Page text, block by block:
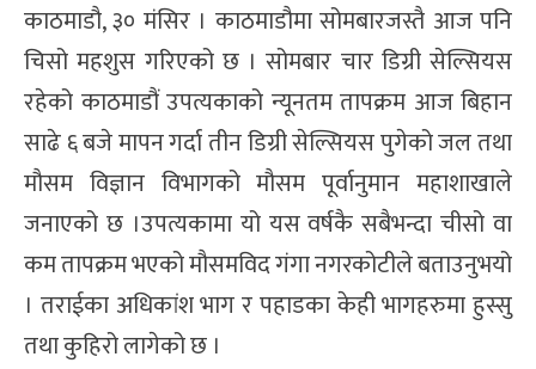
काठमाडौ, ३० मंसिर । काठमाडौमा सोमबारजस्तै आज पनि
चिसो महशुस गरिएको छ । सोमबार चार डिग्री सेल्सियस
रहेको काठमाडौं उपत्यकाको न्यूनतम तापक्रम आज बिहान
साढे ६ बजे मापन गर्दा तीन डिग्री सेल्सियस पुगेको जल तथा
मौसम विज्ञान विभागको मौसम पूर्वानुमान महाशाखाले
जनाएको छ ।उपत्यकामा यो यस वर्षकै सबैभन्दा चीसो वा
कम तापक्रम भएको मौसमविद गंगा नगरकोटीले बताउनुभयो
। तराईका अधिकांश भाग र पहाडका केही भागहरुमा हुस्सु
तथा कुहिरो लागेको छ ।